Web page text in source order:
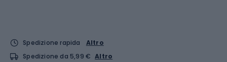
Spedizione rapida
Altro
Spedizione da 5,99 € Altro